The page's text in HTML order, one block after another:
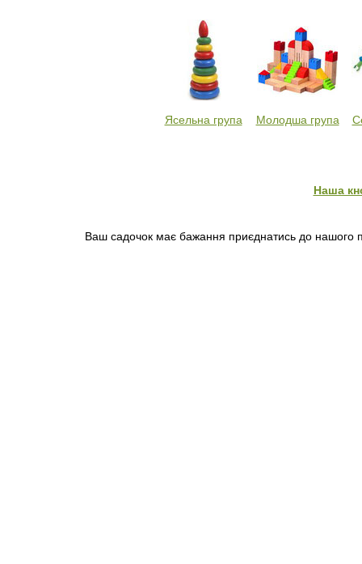
Ясельна група Молодша група
Наша
Ваш садочок має бажання приєднатись до нашого